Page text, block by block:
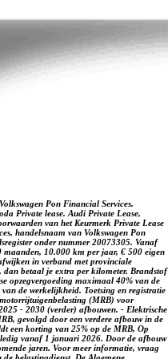
kunnen afwijken
Hier kunnen geen
onze verkoopadviseurs
Pon Financial Services.
Private lease. Audi Private Lease,
van het Keurmerk Private Lease
handelsnaam van Volkswagen Pon
onder nummer 20073305. Vanaf
10.000 km per jaar, € 500 eigen
in verband met provinciale
dan betaal je extra per kilometer. Brandstof
opzegvergoeding maximaal 40% van de
de werkelijkheid. Toetsing en registratie
(MRB) voor
- 2030 (verder) afbouwen. - Elektrische
gevolgd door een verdere afbouw in de
een korting van 25% op de MRB, Op
vanaf 1 januari 2026. Door de afbouw
jaren. Voor meer informatie, vraag